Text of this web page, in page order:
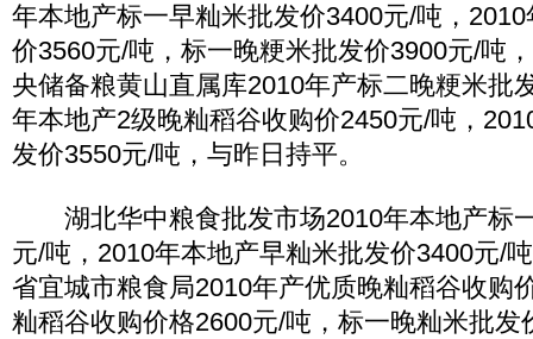
年本地产标一早籼米批发价3400元/吨，
价3560元/吨，标一晚粳米批发价3900元/吨
央储备粮黄山直属库2010年产标二晚粳米批
年本地产2级晚籼稻谷收购价2450元/吨，
发价3550元/吨，与昨日持平。
湖北华中粮食批发市场2010年本地产标
元/吨，2010年本地产早籼米批发价3400元/
省宜城市粮食局2010年产优质晚籼稻谷收购
籼稻谷收购价格2600元/吨，标一晚籼米批发